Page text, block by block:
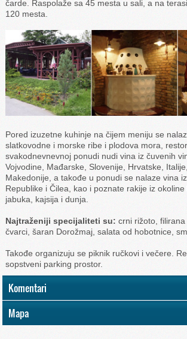
čarde. Raspolaže sa 45 mesta u sali, a na
120 mesta.
Pored izuzetne kuhinje na čijem meniju se
slatkovodne i morske ribe i plodova mora,
svakodnevnevnoj ponudi nudi vina iz čuvenih
Vojvodine, Mađarske, Slovenije, Hrvatske,
Makedonije, a takođe u ponudi se nalaze vina
Republike i Čilea, kao i poznate rakije iz okoline
jabuka, kajsija i dunja.
Najtraženiji specijaliteti su:crni rižoto,
čvarci, šaran Dorožmaj, salata od hobotnice,
Takođe organizuju se piknik ručkovi i večere.
sopstveni parking prostor.
Komentari
Mapa